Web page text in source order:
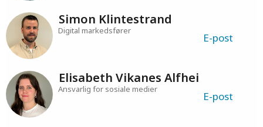
Simon Klintestrand
Digital markedsfører
E-post
Elisabeth Vikanes Alfhei
Ansvarlig for sosiale medier
E-post